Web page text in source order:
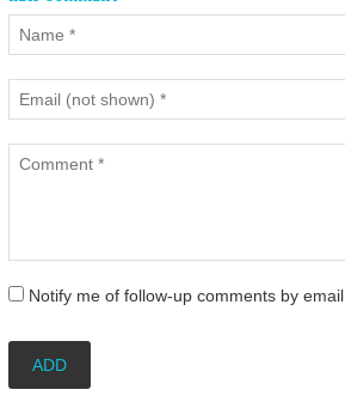
Notify me of follow-up comments by email
ADD